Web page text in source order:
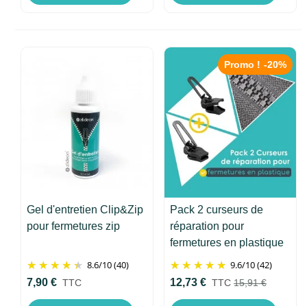
Gel d'entretien Clip&Zip
pour fermetures zip
8.6/10(40)
7,90 € TTC
Promo ! -20%
Pack 2 curseurs de
réparation pour
fermetures en plastique
– Clip&Zip
9.6/10(42)
12,73 € TTC 15,91 €